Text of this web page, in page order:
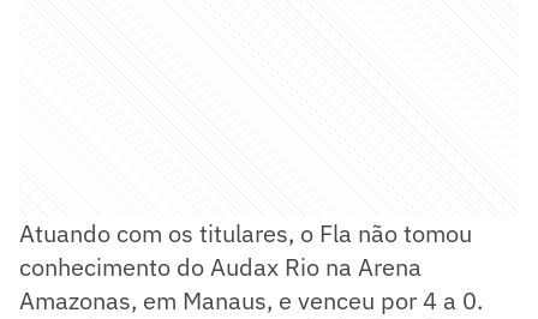
Atuando com os titulares, o Fla não tomou
conhecimento do Audax Rio na Arena
Amazonas, em Manaus, e venceu por 4 a 0.